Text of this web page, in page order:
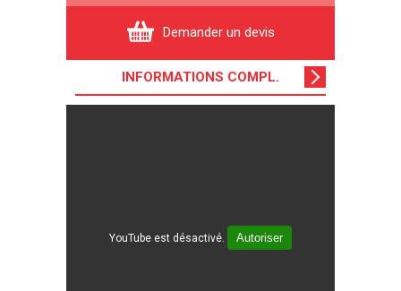
Demander un devis
INFORMATIONS COMPL.
YouTube est désactivé. Autoriser